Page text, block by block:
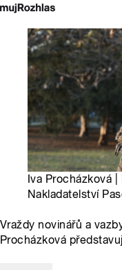
Iva Procházková |
Nakladatelství
Vraždy novinářů a
Procházková